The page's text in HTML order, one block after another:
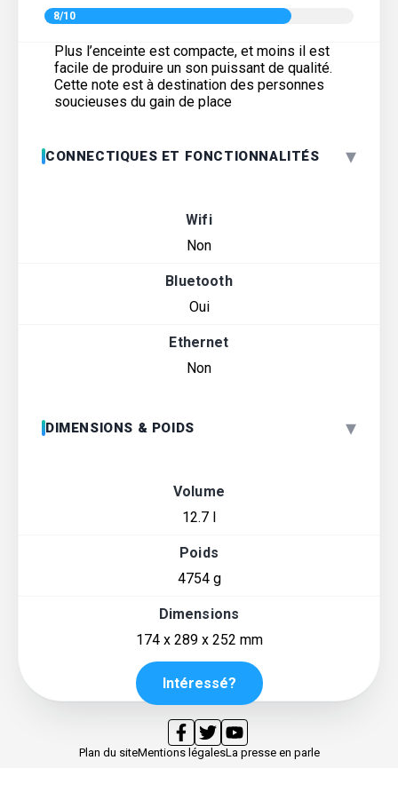
8/10
Plus l’enceinte est compacte, et moins il est
facile de produire un son puissant de qualité.
Cette note est à destination des personnes
soucieuses du gain de place
CONNECTIQUES ET FONCTIONNALITÉS ▾
Wifi
Non
Bluetooth
Oui
Ethernet
Non
DIMENSIONS & POIDS ▾
Volume
12.7 l
Poids
4754 g
Dimensions
174 x 289 x 252 mm
Intéressé?
Plan du siteMentions légalesLa presse en parle